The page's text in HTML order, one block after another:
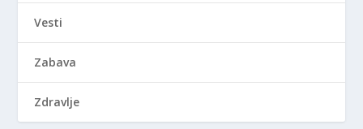
Vesti
Zabava
Zdravlje